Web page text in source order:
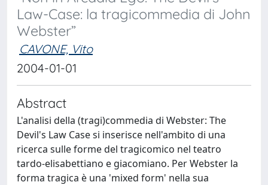
Law-Case: la tragicommedia di John
Webster”
CAVONE, Vito
2004-01-01
Abstract
L'analisi della (tragi)commedia di Webster: The
Devil's Law Case si inserisce nell'ambito di una
ricerca sulle forme del tragicomico nel teatro
tardo-elisabettiano e giacomiano. Per Webster la
forma tragica è una 'mixed form' nella sua